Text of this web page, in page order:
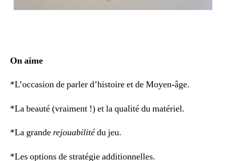
On aime
*L’occasion de parler d’histoire et de Moyen-âge.
*La beauté (vraiment !) et la qualité du matériel.
*La granderejouabilitédu jeu.
*Les options de stratégie additionnelles.